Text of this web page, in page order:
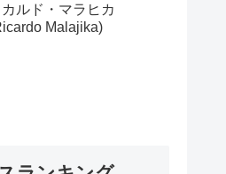
カルド・マラヒカ
Malajika)